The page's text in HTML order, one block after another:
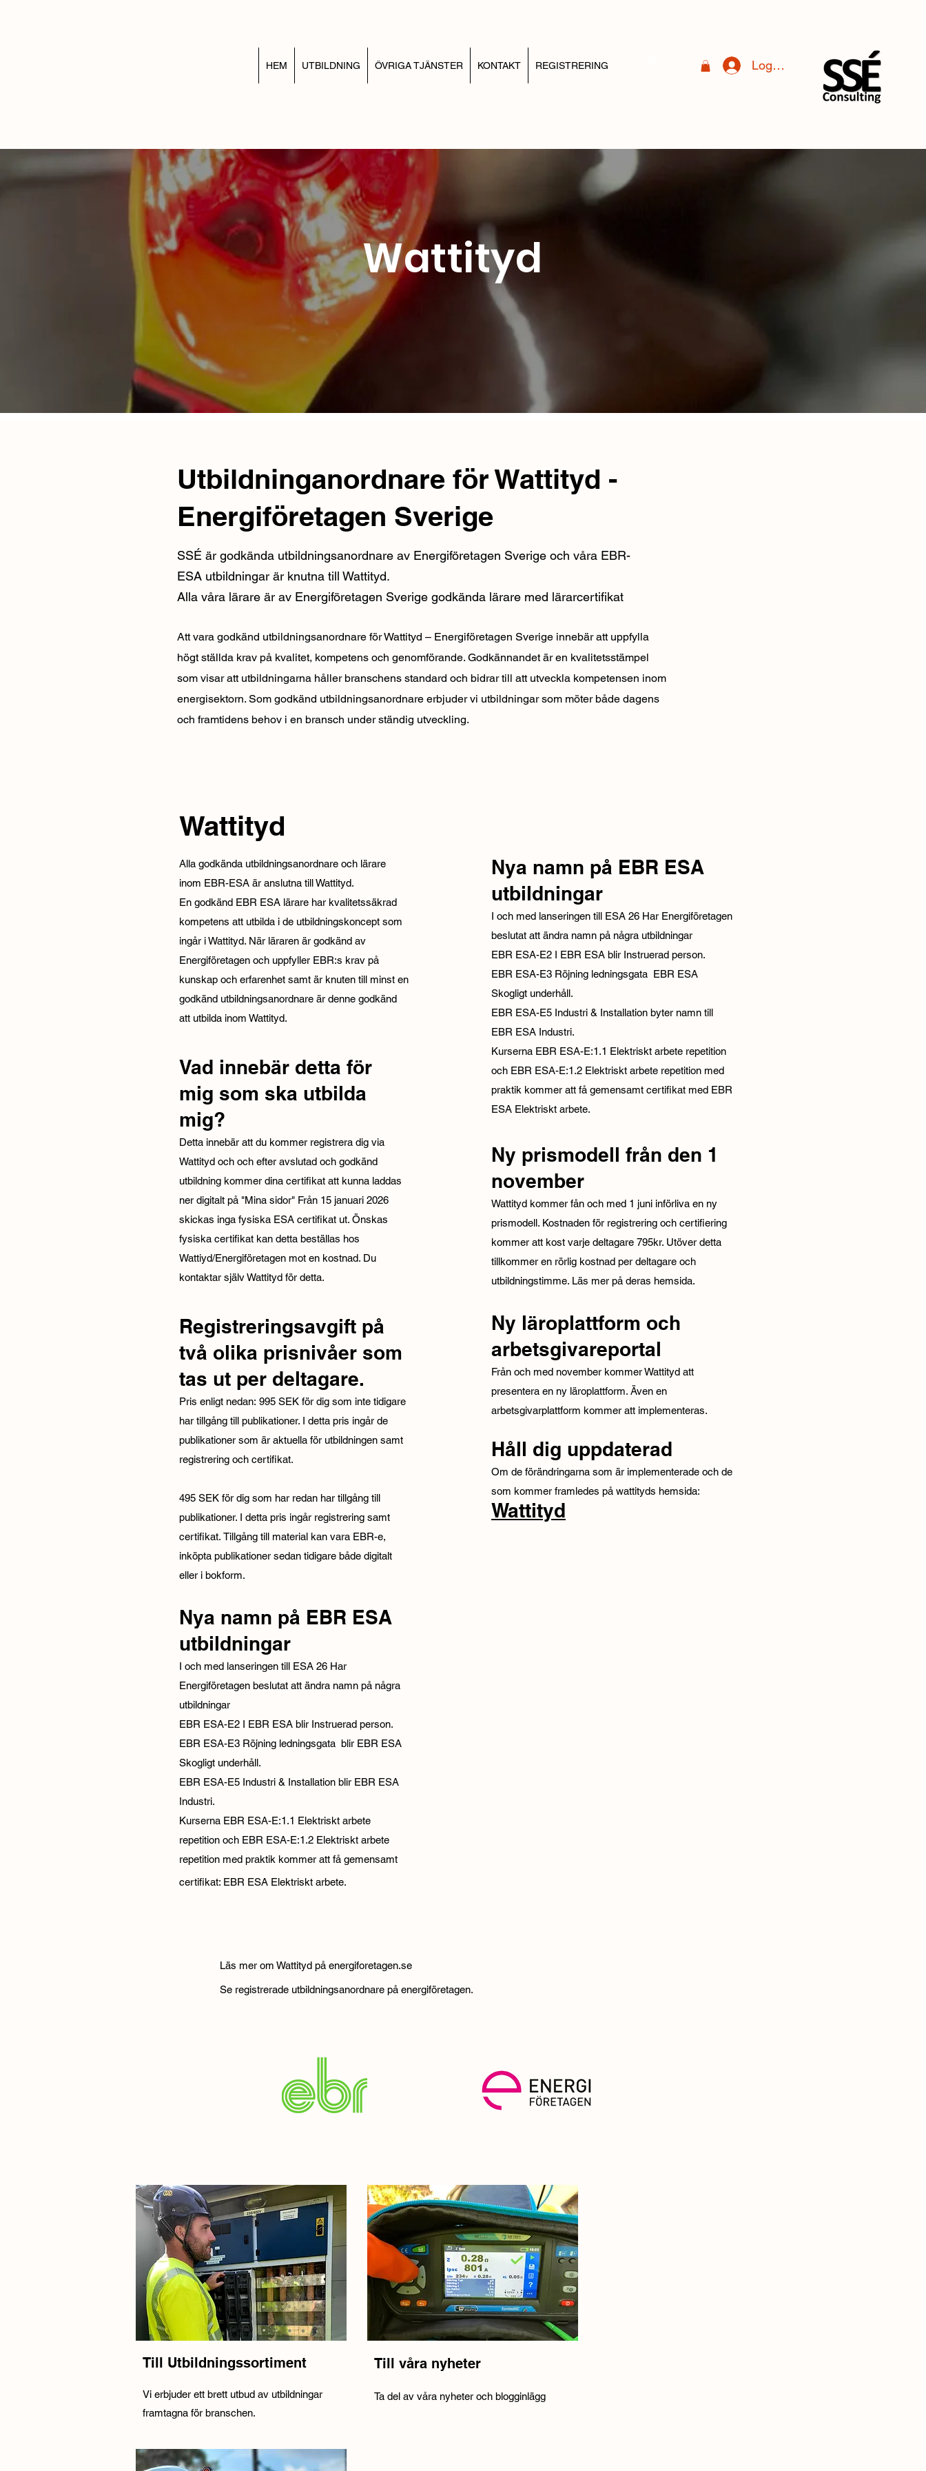
HEM UTBILDNING ÖVRIGA TJÄNSTER KONTAKT REGISTRERING Logga in
Wattityd
Utbildninganordnare för Wattityd -
Energiföretagen Sverige
SSÉ är godkända utbildningsanordnare av Energiföretagen Sverige och våra EBR-
ESA utbildningar är knutna till Wattityd.
Alla våra lärare är av Energiföretagen Sverige godkända lärare med lärarcertifikat
Att vara godkänd utbildningsanordnare för Wattityd – Energiföretagen Sverige innebär att uppfylla
högt ställda krav på kvalitet, kompetens och genomförande. Godkännandet är en kvalitetsstämpel
som visar att utbildningarna håller branschens standard och bidrar till att utveckla kompetensen inom
energisektorn. Som godkänd utbildningsanordnare erbjuder vi utbildningar som möter både dagens
och framtidens behov i en bransch under ständig utveckling.
Wattityd
Alla godkända utbildningsanordnare och lärare
inom EBR-ESA är anslutna till Wattityd.​​
En godkänd EBR ESA lärare har kvalitetssäkrad
kompetens att utbilda i de utbildningskoncept som
ingår i Wattityd. När läraren är godkänd av
Energiföretagen och uppfyller EBR:s krav på
kunskap och erfarenhet samt är knuten till minst en
godkänd utbildningsanordnare är denne godkänd
att utbilda inom Wattityd.
Vad innebär detta för
mig som ska utbilda
mig?
Detta innebär att du kommer registrera dig via
Wattityd och och efter avslutad och godkänd
utbildning kommer dina certifikat att kunna laddas
ner digitalt på "Mina sidor" Från 15 januari 2026
skickas inga fysiska ESA certifikat ut. Önskas
fysiska certifikat kan detta beställas hos
Wattiyd/Energiföretagen mot en kostnad. Du
kontaktar själv Wattityd för detta.
Registreringsavgift på
två olika prisnivåer som
tas ut per deltagare.
Pris enligt nedan: 995 SEK för dig som inte tidigare
har tillgång till publikationer. I detta pris ingår de
publikationer som är aktuella för utbildningen samt
registrering och certifikat.
495 SEK för dig som har redan har tillgång till
publikationer. I detta pris ingår registrering samt
certifikat. Tillgång till material kan vara EBR-e,
inköpta publikationer sedan tidigare både digitalt
eller i bokform.
Nya namn på EBR ESA
utbildningar
I och med lanseringen till ESA 26 Har
Energiföretagen beslutat att ändra namn på några
utbildningar
EBR ESA-E2 I EBR ESA blir Instruerad person.
EBR ESA-E3 Röjning ledningsgata blir EBR ESA
Skogligt underhåll.
EBR ESA-E5 Industri & Installation blir EBR ESA
Industri.
Kurserna EBR ESA-E:1.1 Elektriskt arbete
repetition och EBR ESA-E:1.2 Elektriskt arbete
repetition med praktik kommer att få gemensamt
certifikat: EBR ESA Elektriskt arbete.
​Nya namn på EBR ESA
utbildningar
I och med lanseringen till ESA 26 Har Energiföretagen
beslutat att ändra namn på några utbildningar
EBR ESA-E2 I EBR ESA blir Instruerad person.
EBR ESA-E3 Röjning ledningsgata EBR ESA
Skogligt underhåll.
EBR ESA-E5 Industri & Installation byter namn till
EBR ESA Industri.
Kurserna EBR ESA-E:1.1 Elektriskt arbete repetition
och EBR ESA-E:1.2 Elektriskt arbete repetition med
praktik kommer att få gemensamt certifikat med EBR
ESA Elektriskt arbete.
Ny prismodell från den 1
november
Wattityd kommer fån och med 1 juni införliva en ny
prismodell. Kostnaden för registrering och certifiering
kommer att kost varje deltagare 795kr. Utöver detta
tillkommer en rörlig kostnad per deltagare och
utbildningstimme. Läs mer på deras hemsida.
Ny läroplattform och
arbetsgivareportal
Från och med november kommer Wattityd att
presentera en ny läroplattform. Även en
arbetsgivarplattform kommer att implementeras.
Håll dig uppdaterad
Om de förändringarna som är implementerade och de
som kommer framledes på wattityds hemsida:
Wattityd
Läs mer om Wattityd på energiforetagen.se
Se registrerade utbildningsanordnare på energiföretagen.
Till Utbildningssortiment
Vi erbjuder ett brett utbud av utbildningar
framtagna för branschen.
Till våra nyheter
Ta del av våra nyheter och blogginlägg